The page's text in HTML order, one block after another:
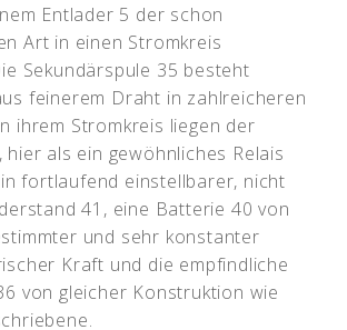
Entlader 5 der schon
Art in einen Stromkreis
Sekundärspule 35 besteht
feinerem Draht in zahlreicheren
ihrem Stromkreis liegen der
hier als ein gewöhnliches Relais
fortlaufend einstellbarer, nicht
41, eine Batterie 40 von
und sehr konstanter
Kraft und die empfindliche
von gleicher Konstruktion wie